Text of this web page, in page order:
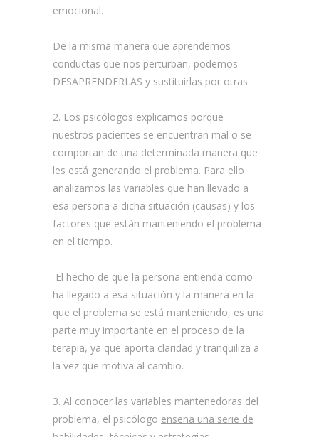
emocional.
De la misma manera que aprendemos
conductas que nos perturban, podemos
DESAPRENDERLAS y sustituirlas por otras.
2. Los psicólogos explicamos porque
nuestros pacientes se encuentran mal o se
comportan de una determinada manera que
les está generando el problema. Para ello
analizamos las variables que han llevado a
esa persona a dicha situación (causas) y los
factores que están manteniendo el problema
en el tiempo.
El hecho de que la persona entienda como
ha llegado a esa situación y la manera en la
que el problema se está manteniendo, es una
parte muy importante en el proceso de la
terapia, ya que aporta claridad y tranquiliza a
la vez que motiva al cambio.
3. Al conocer las variables mantenedoras del
problema, el psicólogo enseña una serie de